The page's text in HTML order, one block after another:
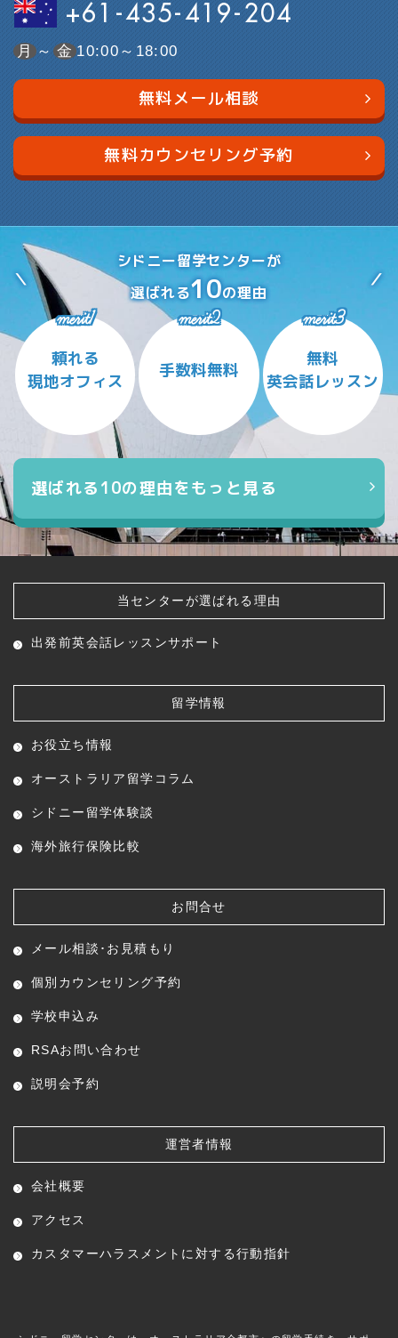
+61-435-419-204
月 ～ 金 10:00～18:00
無料メール相談
無料カウンセリング予約
シドニー留学センターが
選ばれる10の理由
merit1
頼れる
現地オフィス
merit2
手数料無料
merit3
無料
英会話レッスン
選ばれる10の理由をもっと見る
当センターが選ばれる理由
出発前英会話レッスンサポート
留学情報
お役立ち情報
オーストラリア留学コラム
シドニー留学体験談
海外旅行保険比較
お問合せ
メール相談･お見積もり
個別カウンセリング予約
学校申込み
RSAお問い合わせ
説明会予約
運営者情報
会社概要
アクセス
カスタマーハラスメントに対する行動指針